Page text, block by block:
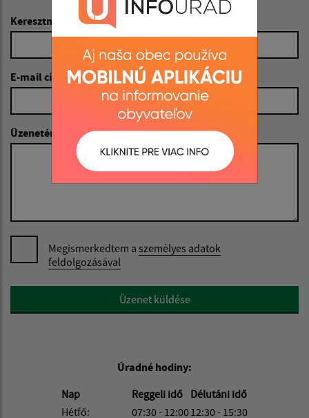
Keresztnév (povinné)
E-mail cím (povinné)
Üzenetének szövege (povinné)
Megismerkedtem a személyes adatok
feldolgozásával
Google reCaptcha ResponseÜzenet küldése
Úradné hodiny:
Nap
Reggeli idő Délutáni idő
Hétfő:
07:30 - 12:0012:30 - 15:30